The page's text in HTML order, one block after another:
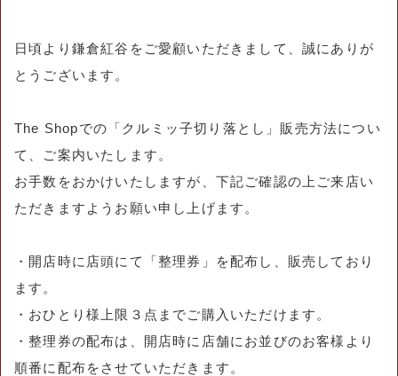
日頃より鎌倉紅谷をご愛顧いただきまして、誠にありが
とうございます。
The Shopでの「クルミッ子切り落とし」販売方法につい
て、ご案内いたします。
お手数をおかけいたしますが、下記ご確認の上ご来店い
ただきますようお願い申し上げます。
・開店時に店頭にて「整理券」を配布し、販売しており
ます。
・おひとり様上限３点までご購入いただけます。
・整理券の配布は、開店時に店舗にお並びのお客様より
順番に配布をさせていただきます。